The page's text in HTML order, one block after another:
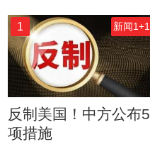
1 新闻1+1
反制美国！中方公布5
项措施